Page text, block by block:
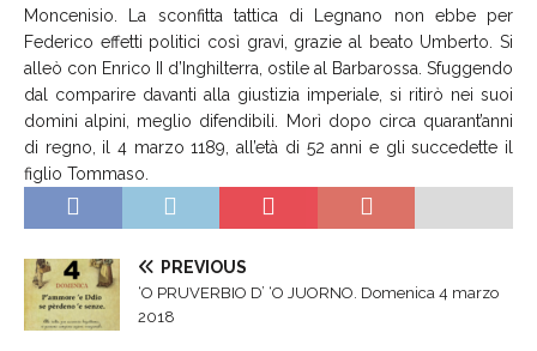
Moncenisio. La sconfitta tattica di Legnano non ebbe per
Federico effetti politici così gravi, grazie al beato Umberto. Si
alleò con Enrico II d’Inghilterra, ostile al Barbarossa. Sfuggendo
dal comparire davanti alla giustizia imperiale, si ritirò nei suoi
domini alpini, meglio difendibili. Morì dopo circa quarant’anni
di regno, il 4 marzo 1189, all’età di 52 anni e gli succedette il
figlio Tommaso.
PREVIOUS
‘O PRUVERBIO D’ ‘O JUORNO. Domenica 4 marzo
2018